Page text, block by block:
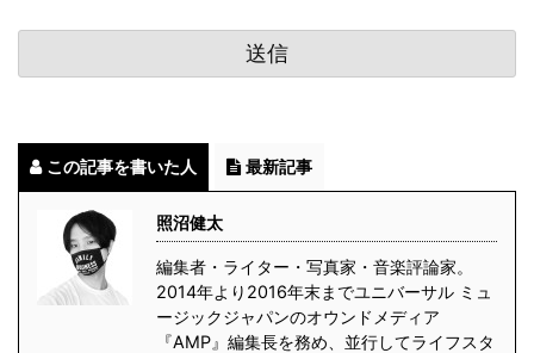
この記事を書いた人 最新記事
照沼健太
編集者・ライター・写真家・音楽評論家。
2014年より2016年末までユニバーサル ミュ
ージックジャパンのオウンドメディア
『AMP』編集長を務め、並行してライフスタ